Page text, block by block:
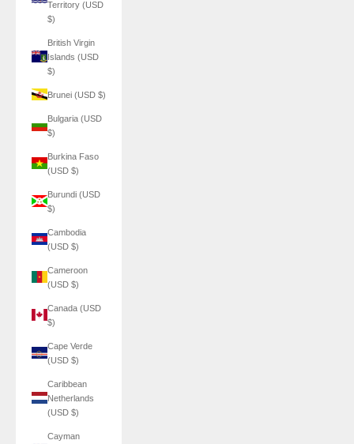
Territory (USD
$)
British Virgin
Islands (USD
$)
Brunei (USD $)
Bulgaria (USD
$)
Burkina Faso
(USD $)
Burundi (USD
$)
Cambodia
(USD $)
Cameroon
(USD $)
Canada (USD
$)
Cape Verde
(USD $)
Caribbean
Netherlands
(USD $)
Cayman